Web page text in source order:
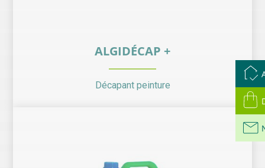
ALGIDÉCAP +
Décapant peinture